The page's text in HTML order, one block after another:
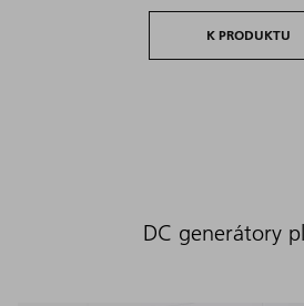
K PRODUKTU
DC generátory